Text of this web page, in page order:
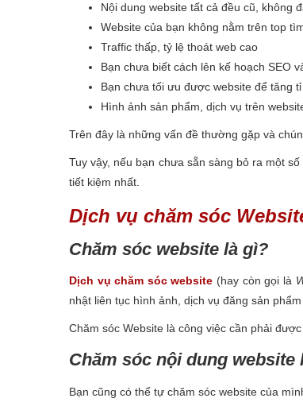
Nội dung website tất cả đều cũ, không
Website của bạn không nằm trên top
Traffic thấp, tỷ lệ thoát web cao
Bạn chưa biết cách lên kế hoạch SEO
Bạn chưa tối ưu được website để tăng
Hình ảnh sản phẩm, dịch vụ trên
Trên đây là những vấn đề thường gặp và
Tuy vậy, nếu bạn chưa sẵn sàng bỏ ra một
tiết kiệm nhất.
Dịch vụ chăm sóc
Chăm sóc website là gì?
Dịch vụ chăm sóc website (hay còn gọi là
nhật liên tục hình ảnh, dịch vụ đăng sản
Chăm sóc Website là công việc cần phải
Chăm sóc nội dung
Bạn cũng có thể tự chăm sóc website của